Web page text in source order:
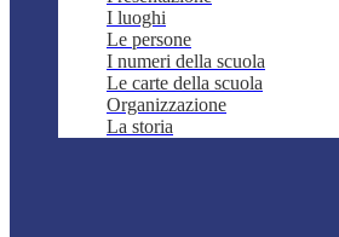
I luoghi
Le persone
I numeri della scuola
Le carte della scuola
Organizzazione
La storia